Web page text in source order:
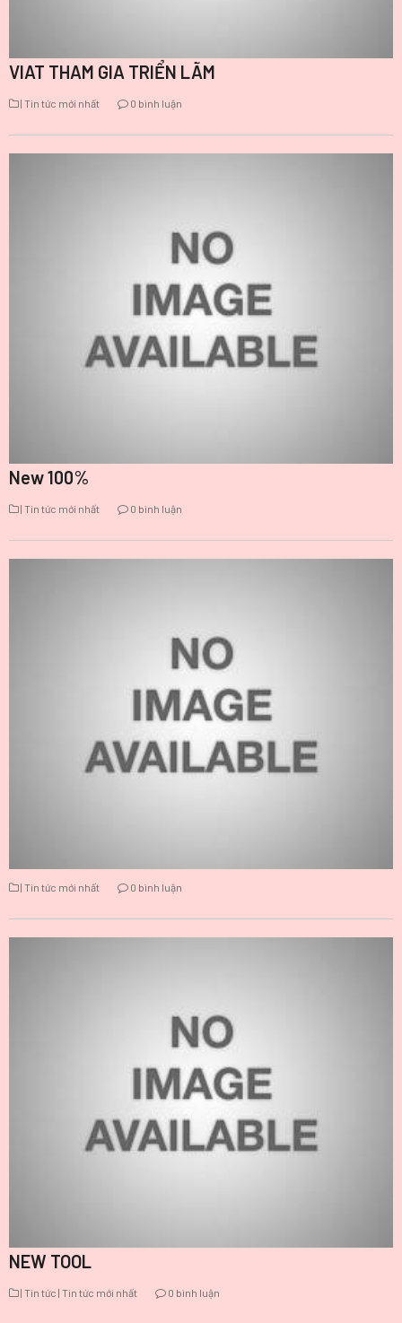
VIAT THAM GIA TRIỂN LÃM
| Tin tức mới nhất 0 bình luận
New 100%
| Tin tức mới nhất 0 bình luận
| Tin tức mới nhất 0 bình luận
NEW TOOL
| Tin tức | Tin tức mới nhất 0 bình luận